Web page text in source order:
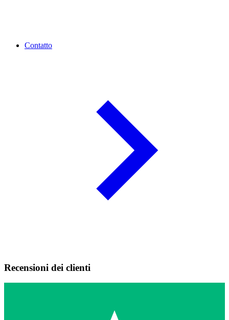
Contatto
Recensioni dei clienti